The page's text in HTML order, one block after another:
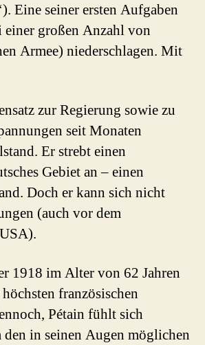
Eine seiner ersten Aufgaben
einer großen Anzahl von
Armee) niederschlagen. Mit
zur Regierung sowie zu
seit Monaten
Er strebt einen
Gebiet an – einen
Doch er kann sich nicht
(auch vor dem
1918 im Alter von 62 Jahren
französischen
Pétain fühlt sich
in seinen Augen möglichen